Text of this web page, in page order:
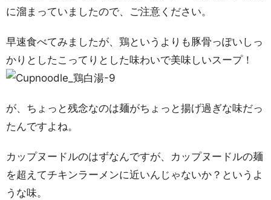
に溜まっていましたので、ご注意ください。
早速食べてみましたが、鶏というよりも豚骨っぽいしっ
かりとしたこってりとした味わいで美味しいスープ！
が、ちょっと残念なのは麺がちょっと揚げ過ぎな味だっ
たんですよね。
カップヌードルのはずなんですが、カップヌードルの麺
を超えてチキンラーメンに近いんじゃないか？というよ
うな味。